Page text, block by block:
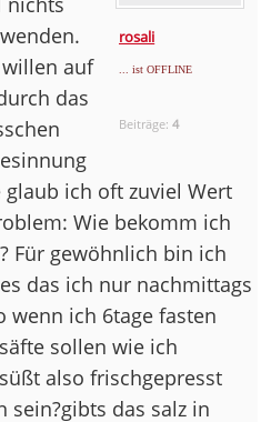
rosali
... ist OFFLINE
Beiträge:4
auf
das
ich oft zuviel Wert
Wie bekomm ich
Für gewöhnlich bin ich
das ich nur nachmittags
wenn ich 6tage fasten
sollen wie ich
also frischgepresst
sein?gibts das salz in